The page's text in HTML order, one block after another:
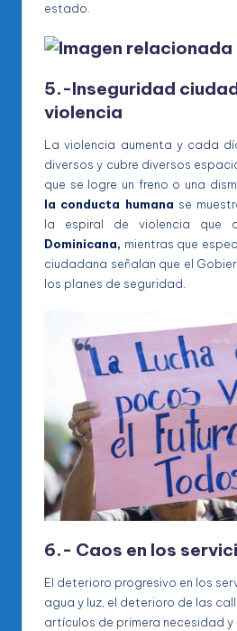
estado.
5.-Inseguridad
violencia
La violencia aumenta y cada
diversos y cubre diversos
que se logre un freno o una
la conducta humana se
la espiral de violencia que
Dominicana, mientras que
ciudadana señalan que el
los planes de seguridad.
6.- Caos en los
El deterioro progresivo en los
agua y luz, el deterioro de las
artículos de primera necesidad